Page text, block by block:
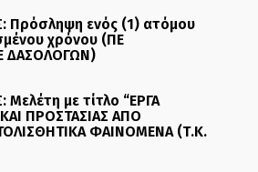
Πρόσληψη ενός (1) ατόμου
χρόνου (ΠΕ
ΔΑΣΟΛΟΓΩΝ)
με τίτλο “ΕΡΓΑ
ΠΡΟΣΤΑΣΙΑΣ ΑΠΟ
ΦΑΙΝΟΜΕΝΑ (Τ.Κ.